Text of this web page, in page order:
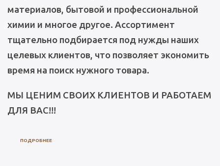
материалов, бытовой и профессиональной
химии и многое другое. Ассортимент
тщательно подбирается под нужды наших
целевых клиентов, что позволяет экономить
время на поиск нужного товара.
МЫ ЦЕНИМ СВОИХ КЛИЕНТОВ И РАБОТАЕМ
ДЛЯ ВАС!!!
ПОДРОБНЕЕ